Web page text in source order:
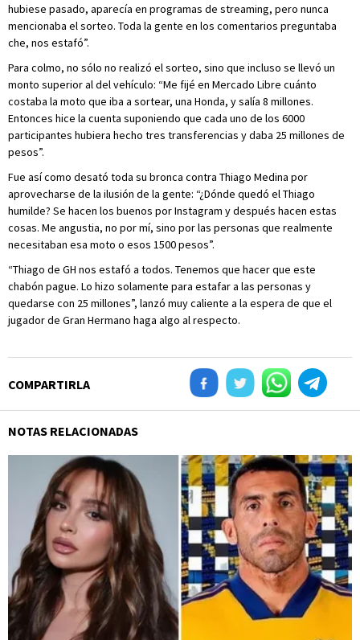
hubiese pasado, aparecía en programas de streaming, pero nunca
mencionaba el sorteo. Toda la gente en los comentarios preguntaba
che, nos estafó”.
Para colmo, no sólo no realizó el sorteo, sino que incluso se llevó un
monto superior al del vehículo: “Me fijé en Mercado Libre cuánto
costaba la moto que iba a sortear, una Honda, y salía 8 millones.
Entonces hice la cuenta suponiendo que cada uno de los 6000
participantes hubiera hecho tres transferencias y daba 25 millones de
pesos”.
Fue así como desató toda su bronca contra Thiago Medina por
aprovecharse de la ilusión de la gente: “¿Dónde quedó el Thiago
humilde? Se hacen los buenos por Instagram y después hacen estas
cosas. Me angustia, no por mí, sino por las personas que realmente
necesitaban esa moto o esos 1500 pesos”.
“Thiago de GH nos estafó a todos. Tenemos que hacer que este
chabón pague. Lo hizo solamente para estafar a las personas y
quedarse con 25 millones”, lanzó muy caliente a la espera de que el
jugador de Gran Hermano haga algo al respecto.
COMPARTIRLA
NOTAS RELACIONADAS